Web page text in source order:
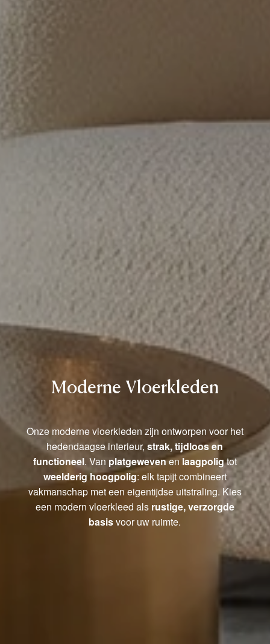
Moderne Vloerkleden
Onze moderne vloerkleden zijn ontworpen voor het
hedendaagse interieur,strak, tijdloos en
functioneel. Van platgewevenen laagpoligtot
weelderig hoogpolig: elk tapijt combineert
vakmanschap met een eigentijdse uitstraling. Kies
een modern vloerkleed als rustige, verzorgde
basisvoor uw ruimte.